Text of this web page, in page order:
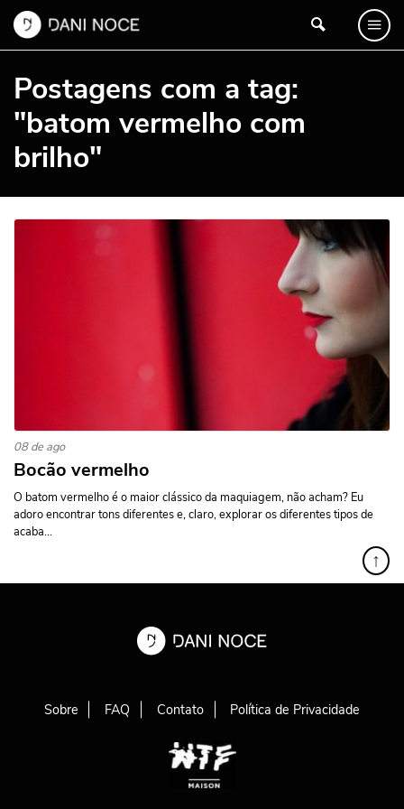
Postagens com a tag:
"batom vermelho com
brilho"
08 de ago
Bocão vermelho
O batom vermelho é o maior clássico da maquiagem, não acham? Eu
adoro encontrar tons diferentes e, claro, explorar os diferentes tipos de
acaba...
↑
Sobre FAQ Contato Política de Privacidade